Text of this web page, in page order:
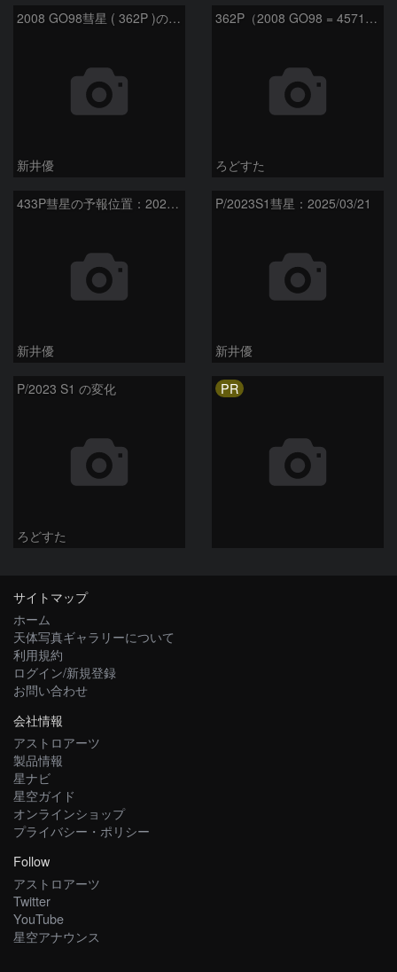
2008 GO98彗星 ( 362P )の予報位置：2025/09/25
新井優
362P（2008 GO98 = 457175）
ろどすた
433P彗星の予報位置：2025/05/04
新井優
P/2023S1彗星：2025/03/21
新井優
P/2023 S1 の変化
ろどすた
PR
サイトマップ
ホーム
天体写真ギャラリーについて
利用規約
ログイン/新規登録
お問い合わせ
会社情報
アストロアーツ
製品情報
星ナビ
星空ガイド
オンラインショップ
プライバシー・ポリシー
Follow
アストロアーツ
Twitter
YouTube
星空アナウンス